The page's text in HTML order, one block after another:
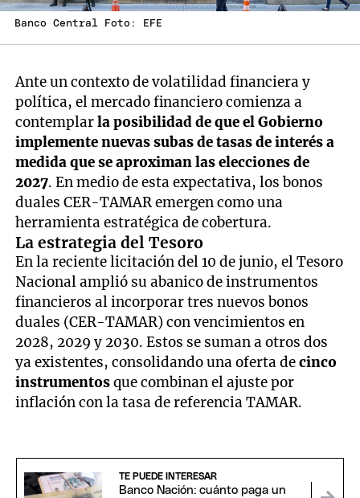
Banco Central Foto: EFE
Ante un contexto de volatilidad financiera y
política, el mercado financiero comienza a
contemplarla posibilidad de que el Gobierno
implemente nuevas subas de tasas de interés a
medida que se aproximan las elecciones de
2027. En medio de esta expectativa, los bonos
duales CER-TAMAR emergen como una
herramienta estratégica de cobertura.
La estrategia del Tesoro
En la reciente licitación del 10 de junio, el Tesoro
Nacional amplió su abanico de instrumentos
financieros al incorporar tres nuevos bonos
duales (CER-TAMAR) con vencimientos en
2028, 2029 y 2030. Estos se suman a otros dos
ya existentes, consolidando una oferta decinco
instrumentosque combinan el ajuste por
inflación con la tasa de referencia TAMAR.
TE PUEDE INTERESAR
Banco Nación: cuánto paga un